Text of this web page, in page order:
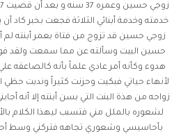
خدمته وخدمة أبنائي الثلاثة فجعت بخبر
زوجي حسين قد تزوج من فتاة بعمر أبنته لم
حسين البيت وسألته عن مما سمعت ولقد
هدوء وكأنه أمر عادي علماً بأنه كالصاعقه
لأنهاء حياتي فبكيت وحزنت كثيراً وندبت حظي
زواجه من هذة البنت التي بسن أبنته إلا أنه
لشعوره بالملل مني فتسبب ليهذا الكلام
بأحاسيسي وشعوري تجاهه فتركني وسط